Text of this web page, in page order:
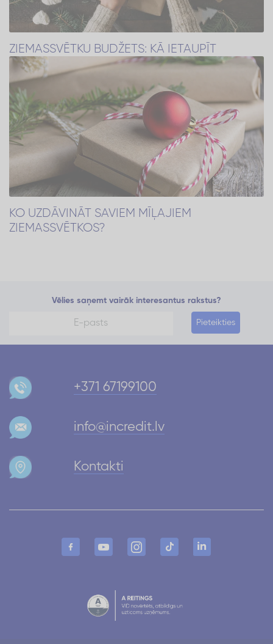
ZIEMASSVĒTKU BUDŽETS: KĀ IETAUPĪT
KO UZDĀVINĀT SAVIEM MĪĻAJIEM
ZIEMASSVĒTKOS?
Vēlies saņemt vairāk interesantus rakstus?
Pieteikties
+371 67199100
info@incredit.lv
Kontakti